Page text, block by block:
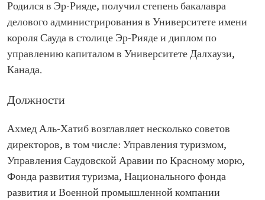
Родился в Эр-Рияде, получил степень бакалавра
делового администрирования в Университете имени
короля Сауда в столице Эр-Рияде и диплом по
управлению капиталом в Университете Далхаузи,
Канада.
Должности
Ахмед Аль-Хатиб возглавляет несколько советов
директоров, в том числе: ‏Управления туризмом,
Управления Саудовской Аравии по Красному морю,
Фонда развития туризма, Национального фонда
развития и ‏Военной промышленной компании